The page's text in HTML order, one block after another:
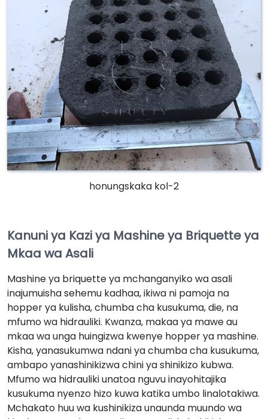
honungskaka kol-2
Kanuni ya Kazi ya Mashine ya Briquette ya
Mkaa wa Asali
Mashine ya briquette ya mchanganyiko wa asali
inajumuisha sehemu kadhaa, ikiwa ni pamoja na
hopper ya kulisha, chumba cha kusukuma, die, na
mfumo wa hidrauliki. Kwanza, makaa ya mawe au
mkaa wa unga huingizwa kwenye hopper ya mashine.
Kisha, yanasukumwa ndani ya chumba cha kusukuma,
ambapo yanashinikizwa chini ya shinikizo kubwa.
Mfumo wa hidrauliki unatoa nguvu inayohitajika
kusukuma nyenzo hizo kuwa katika umbo linalotakiwa.
Mchakato huu wa kushinikiza unaunda muundo wa